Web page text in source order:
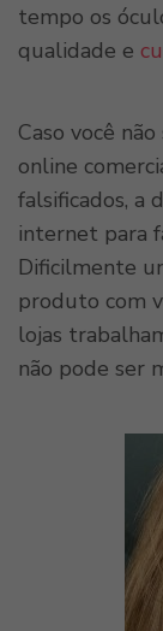
tempo os
qualidade e
Caso você
online
falsificados, a
internet para
Dificilmente
produto com
lojas
não pode ser